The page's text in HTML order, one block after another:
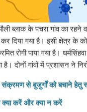
ब्लाक के पचरा गांव का रहने
दिया गया है। इसी क्षेत्र के
रोगी पाया गया है।
दोनों गांवों में प्रशासन ने
से बुजुर्गों को बचाने हेतु
क्या करें और क्या न करें